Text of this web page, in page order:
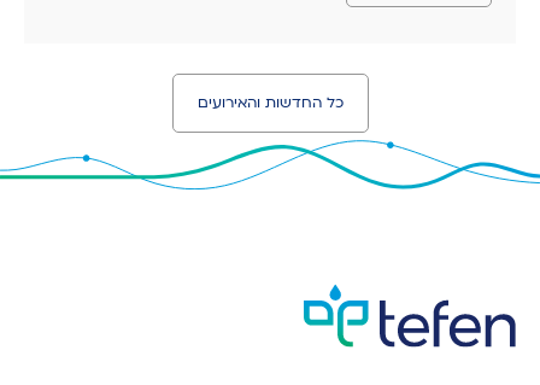
כל החדשות והאירועים